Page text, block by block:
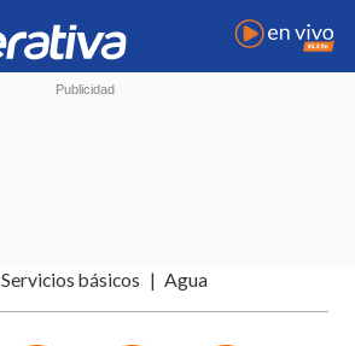
Servicios básicos Agua